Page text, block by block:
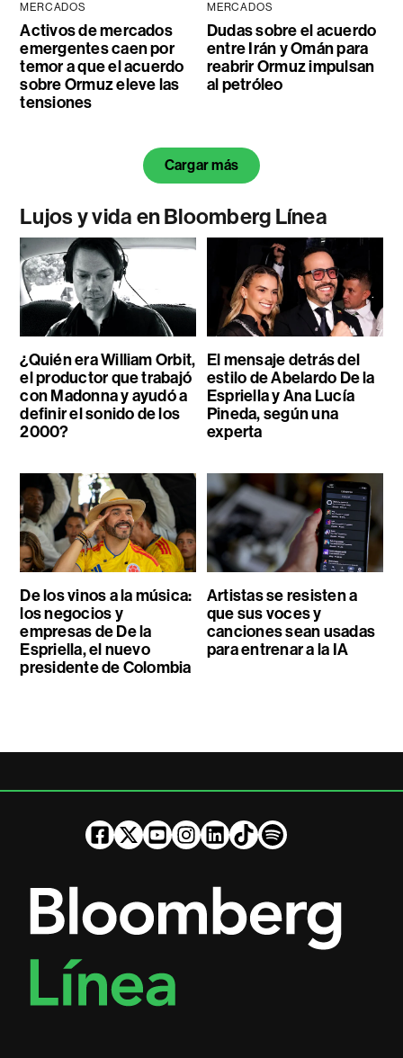
MERCADOS
Activos de mercados
emergentes caen por
temor a que el acuerdo
sobre Ormuz eleve las
tensiones
MERCADOS
Dudas sobre el acuerdo
entre Irán y Omán para
reabrir Ormuz impulsan
al petróleo
Cargar más
Lujos y vida en Bloomberg Línea
¿Quién era William Orbit,
el productor que trabajó
con Madonna y ayudó a
definir el sonido de los
2000?
El mensaje detrás del
estilo de Abelardo De la
Espriella y Ana Lucía
Pineda, según una
experta
De los vinos a la música:
los negocios y
empresas de De la
Espriella, el nuevo
presidente de Colombia
Artistas se resisten a
que sus voces y
canciones sean usadas
para entrenar a la IA